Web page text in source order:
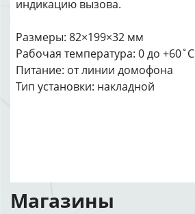
индикацию вызова.
Размеры: 82×199×32 мм
Рабочая температура: 0 до +60˚C
Питание: от линии домофона
Тип установки: накладной
Магазины